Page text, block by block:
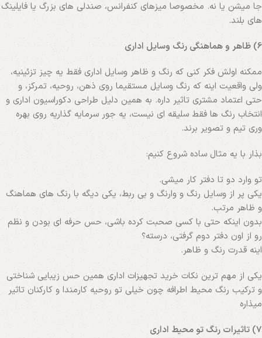
جا میشن یا نه. مخصوصا میزهای کنفرانس، صندلی‌ های بزرگ یا فایلینگ‌
های بلند.
6) ظاهر و هماهنگی رنگ وسایل اداری
ممکنه اولش فکر کنی که رنگ و ظاهر وسایل اداری فقط یه چیز تزئینیه،
ولی واقعیت اینه که رنگ وسایل مستقیما روی ذهن، روحیه، تمرکز، و
حتی اعتماد مشتری تاثیر داره. به همین دلیل طراحی دکوراسیون اداری و
انتخاب رنگ‌ ها فقط سلیقه‌ ای نیست، یه جور سرمایه‌ گذاریه روی بهره
وری تیم و تصویر برند.
بذار با یه مثال ساده شروع کنیم:
تو وارد دو تا دفتر کار میشی.
یکی پر از وسایل رنگ و وارنگ و بی ربط، یکی دیگه با رنگ‌ های هماهنگ
و ظاهر مرتب.
بدون اینکه حتی با کسی صحبت کرده باشی، حس حرفه‌ ای بودن و نظم
رو از اون دفتر دوم گرفتی، درسته؟
اینه قدرت رنگ و ظاهر.
یکی از مهم ترین نکات خرید تجهیزات اداری همین حس زیبایی شناختی
و ترکیب رنگ محیط اطرافه چون خیلی تو روحیه کارمندا و کارکنان تاثیر
میذاره
7) تاثیرات رنگ تو محیط اداری